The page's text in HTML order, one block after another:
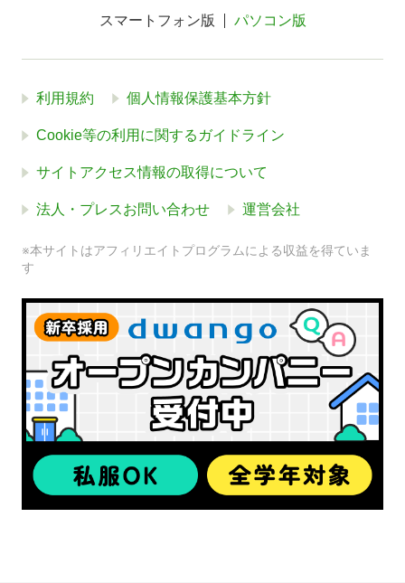
スマートフォン版 パソコン版
利用規約 個人情報保護基本方針
Cookie等の利用に関するガイドライン
サイトアクセス情報の取得について
法人・プレスお問い合わせ 運営会社
※本サイトはアフィリエイトプログラムによる収益を得ていま
す